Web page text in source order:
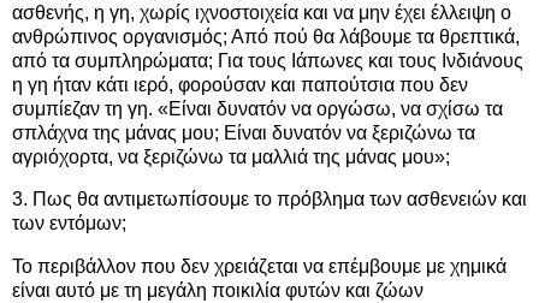
ασθενής, η γη, χωρίς ιχνοστοιχεία και να μην έχει έλλειψη ο
ανθρώπινος οργανισμός; Από πού θα λάβουμε τα θρεπτικά,
από τα συμπληρώματα; Για τους Ιάπωνες και τους Ινδιάνους
η γη ήταν κάτι ιερό, φορούσαν και παπούτσια που δεν
συμπίεζαν τη γη. «Είναι δυνατόν να οργώσω, να σχίσω τα
σπλάχνα της μάνας μου; Είναι δυνατόν να ξεριζώνω τα
αγριόχορτα, να ξεριζώνω τα μαλλιά της μάνας μου»;
3. Πως θα αντιμετωπίσουμε το πρόβλημα των ασθενειών και
των εντόμων;
Το περιβάλλον που δεν χρειάζεται να επέμβουμε με χημικά
είναι αυτό με τη μεγάλη ποικιλία φυτών και ζώων